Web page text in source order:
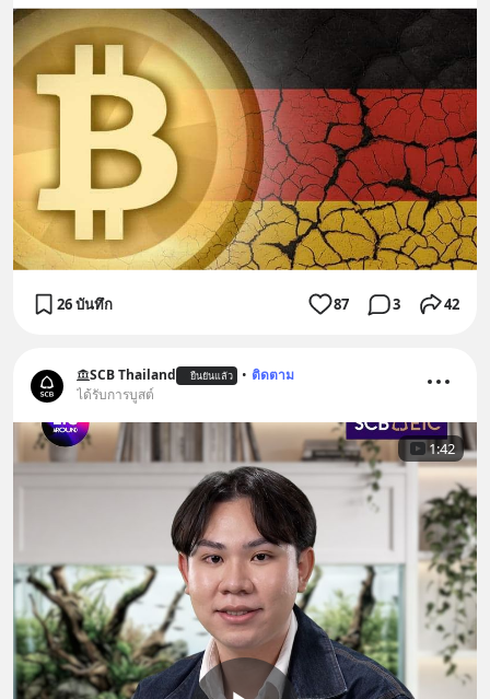
26 บันทึก 87 3 42
SCB Thailand ยืนยันแล้ว • ติดตาม
ได้รับการบูสต์
1:42